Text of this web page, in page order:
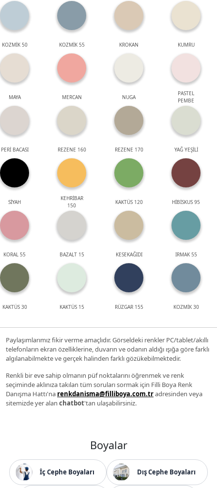
KOZMİK 50 KOZMİK 55 KROKAN KUMRU
MAYA MERCAN NUGA
PASTEL
PEMBE
PERİ BACASI REZENE 160 REZENE 170 YAĞ YEŞİLİ
SİYAH
KEHRİBAR
150
KAKTÜS 120 HİBİSKUS 95
KORAL 55 BAZALT 15 KESEKAĞIDI IRMAK 55
KAKTÜS 30 KAKTÜS 15 RÜZGAR 155 KOZMİK 30
Paylaşımlarımız fikir verme amaçlıdır. Görseldeki renkler PC/tablet/akıllı
telefonların ekran özelliklerine, duvarın ve odanın aldığı ışığa göre farklı
algılanabilmekte ve gerçek halinden farklı gözükebilmektedir.
Renkli bir eve sahip olmanın püf noktalarını öğrenmek ve renk
seçiminde aklınıza takılan tüm soruları sormak için Filli Boya Renk
Danışma Hattı'na renkdanisma@filliboya.com.tradresinden veya
sitemizde yer alan chatbot'tan ulaşabilirsiniz.
Boyalar
İç Cephe Boyaları Dış Cephe Boyaları